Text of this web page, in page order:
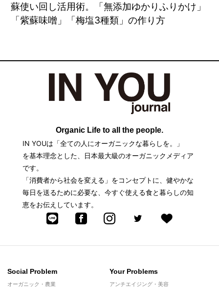
蘇使い回し活用術。「無添加ゆかりふりかけ」
「紫蘇味噌」「梅塩3種類」の作り方
Organic Life to all the people.
IN YOUは「全ての人にオーガニックな暮らしを。」
を基本理念とした、日本最大級のオーガニックメディア
です。
「消費者から社会を変える」をコンセプトに、健やかな
毎日を送るために必要な、今すぐ使える食と暮らしの知
恵をお伝えしています。
Social Problem
オーガニック・農業
Your Problems
アンチエイジング・美容